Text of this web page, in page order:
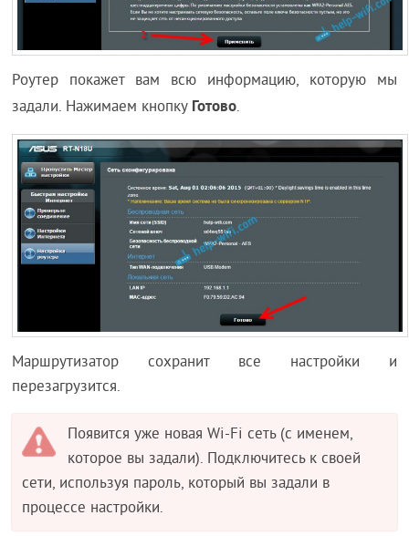
Роутер покажет вам всю информацию, которую мы
задали. Нажимаем кнопку Готово.
Маршрутизатор сохранит все настройки и
перезагрузится.
Появится уже новая Wi-Fi сеть (с именем,
которое вы задали). Подключитесь к своей
сети, используя пароль, который вы задали в
процессе настройки.